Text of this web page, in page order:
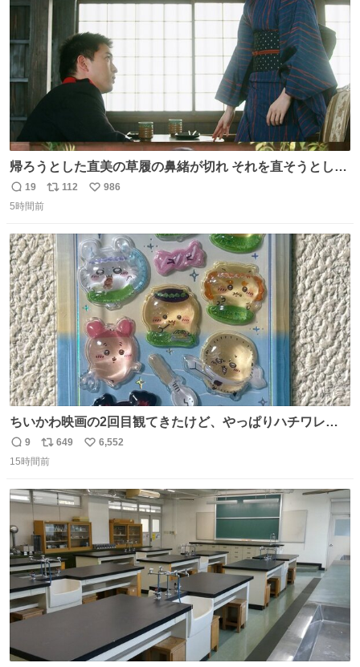
数
帰ろうとした直美の草履の鼻緒が切れ それを直そうとした
小川がさらに壊し…… 結果、直美をおんぶして送ることに
なりました。 👇鼻緒はいつも恋のキューピッド？
薫る 上坂樹里 甲斐翔真
返
信
19
リ
ト
数
112
い
数
986
5時間前
ちいかわ映画の2回目観てきたけど、やっぱりハチワレの
「ハモりすごいよッ…」に対するちいかわの「エ゛ッ!?(い
まそんな場合じゃねぇだろお前よぉ)」が面白すぎる。
返
信
9
リ
ポ
ト
649
い
数
6,552
15時間前